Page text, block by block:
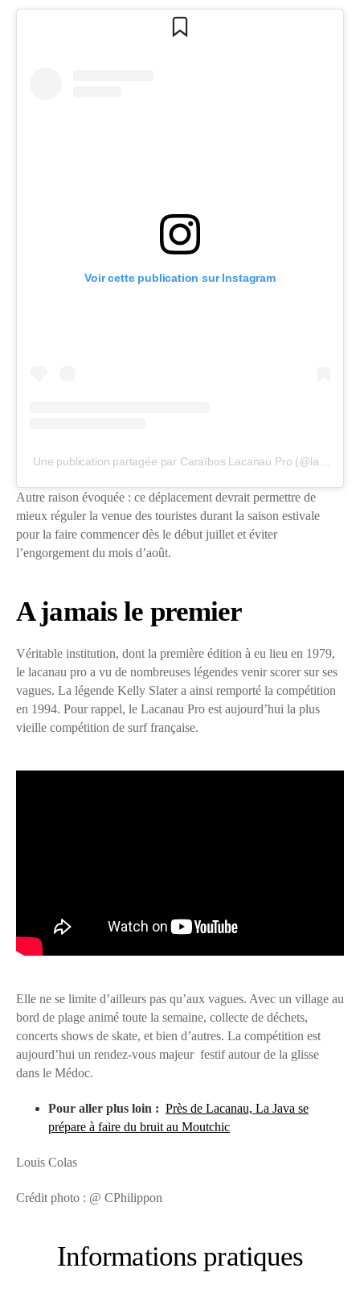
Voir cette publication sur Instagram
Autre raison évoquée : ce déplacement devrait permettre de
mieux réguler la venue des touristes durant la saison estivale
pour la faire commencer dès le début juillet et éviter
l’engorgement du mois d’août.
A jamais le premier
Véritable institution, dont la première édition à eu lieu en 1979,
le lacanau pro a vu de nombreuses légendes venir scorer sur ses
vagues. La légende Kelly Slater a ainsi remporté la compétition
en 1994. Pour rappel, le Lacanau Pro est aujourd’hui la plus
vieille compétition de surf française.
Elle ne se limite d’ailleurs pas qu’aux vagues. Avec un village au
bord de plage animé toute la semaine, collecte de déchets,
concerts shows de skate, et bien d’autres. La compétition est
aujourd’hui un rendez-vous majeur festif autour de la glisse
dans le Médoc.
Pour aller plus loin : Près de Lacanau, La Java se
prépare à faire du bruit au Moutchic
Louis Colas
Crédit photo : @ CPhilippon
Informations pratiques